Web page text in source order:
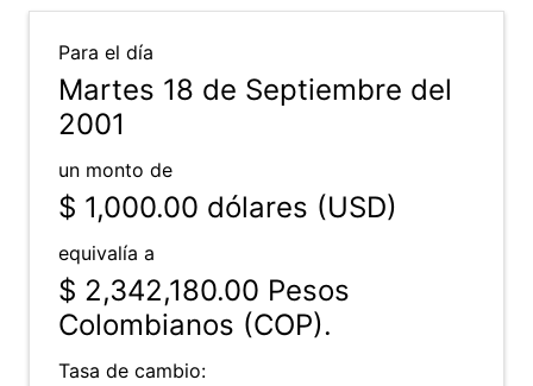
Para el día
Martes 18 de Septiembre del
2001
un monto de
$ 1,000.00 dólares (USD)
equivalía a
$ 2,342,180.00 Pesos
Colombianos (COP).
Tasa de cambio: